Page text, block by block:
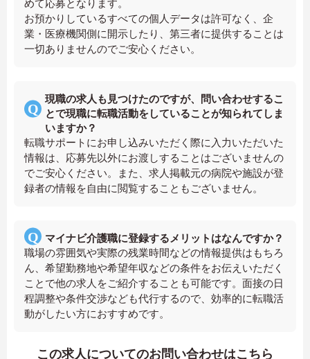
めて応募となります。
お預かりしているすべての個人データは許可なく、企
業・医療機関側に開示したり、第三者に提供することは
一切ありませんのでご安心ください。
現職の求人も見つけたのですが、問い合わせするこ
とで現職に転職活動をしていることが知られてしま
いますか？
転職サポートにお申し込みいただく際に入力いただいた
情報は、応募先以外にお渡しすることはございませんの
でご安心ください。また、求人掲載元の病院や施設が登
録者の情報を自由に閲覧することもございません。
マイナビ介護職に登録するメリットはなんですか？
職場の雰囲気や実際の残業時間などの情報提供はもちろ
ん、希望勤務地や希望年収などの条件をお伝えいただく
ことで他の求人をご紹介することも可能です。面接の日
程調整や条件交渉なども代行するので、効率的に転職活
動がしたい方におすすめです。
この求人についてのお問い合わせはこちら